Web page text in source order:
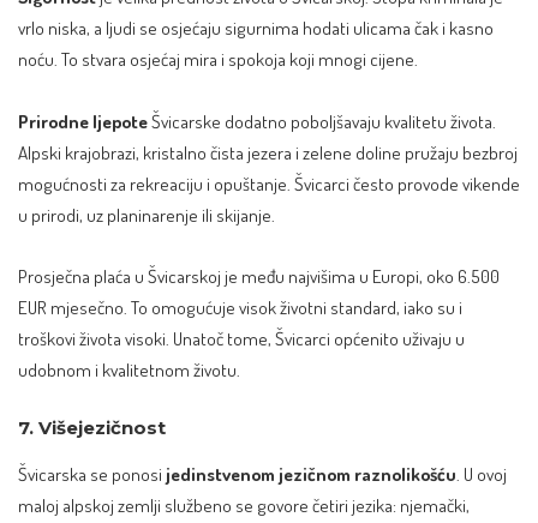
vrlo niska, a ljudi se osjećaju sigurnima hodati ulicama čak i kasno
noću. To stvara osjećaj mira i spokoja koji mnogi cijene.
Prirodne ljepoteŠvicarske dodatno poboljšavaju kvalitetu života.
Alpski krajobrazi, kristalno čista jezera i zelene doline pružaju bezbroj
mogućnosti za rekreaciju i opuštanje. Švicarci često provode vikende
u prirodi, uz planinarenje ili skijanje.
Prosječna plaća u Švicarskoj je među najvišima u Europi, oko 6.500
EUR mjesečno. To omogućuje visok životni standard, iako su i
troškovi života visoki. Unatoč tome, Švicarci općenito uživaju u
udobnom i kvalitetnom životu.
7. Višejezičnost
Švicarska se ponosi jedinstvenom jezičnom raznolikošću. U ovoj
maloj alpskoj zemlji službeno se govore četiri jezika: njemački,